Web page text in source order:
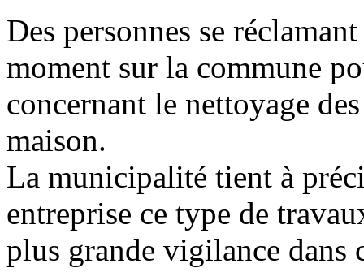
Des personnes se
moment sur la commune
concernant le nettoyage
maison.
La municipalité tient à
entreprise ce type de
plus grande vigilance dans